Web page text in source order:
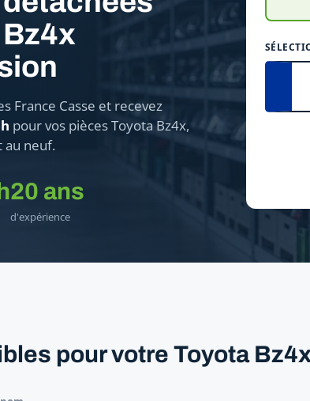
France Casse et recevez
pour vos pièces Toyota Bz4x,
au neuf.
20 ans
d'expérience
pour votre Toyota